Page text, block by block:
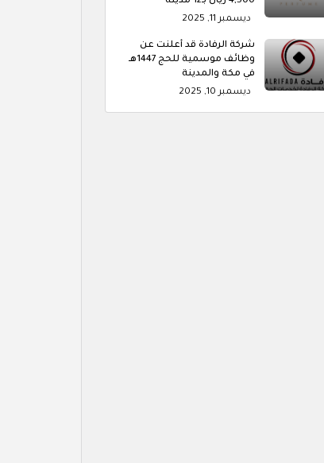
ديسمبر 11, 2025
شركة الرفادة قد أعلنت عن
وظائف موسمية للحج 1447هـ
في مكة والمدينة
ديسمبر 10, 2025